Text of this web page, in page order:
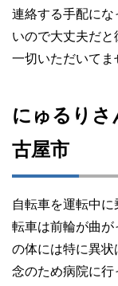
連絡する手配にな
いので大丈夫だと
一切いただいてま
にゅるり
古屋市
自転車を運転中
転車は前輪が曲
の体には特に異状
念のため病院に行